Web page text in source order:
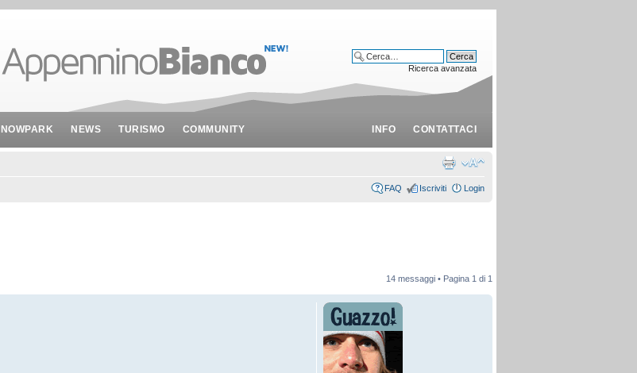
NEWS TURISMO COMMUNITY INFO CONTATTACI
Ricerca avanzata
FAQ Iscriviti Login
14 messaggi • Pagina 1 di 1